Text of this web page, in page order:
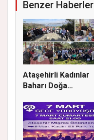
Benzer Haberler
Ataşehirli Kadınlar
Baharı Doğa